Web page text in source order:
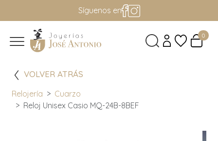
Síguenos en
0
VOLVER ATRÁS
Relojería
Cuarzo
Reloj Unisex Casio MQ-24B-8BEF